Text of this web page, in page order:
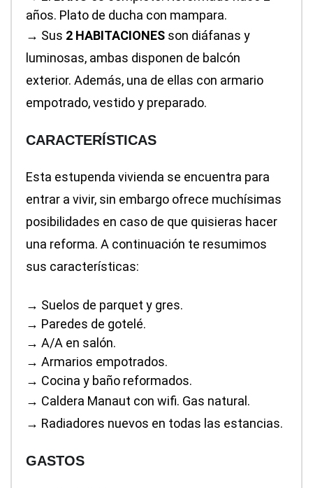
años. Plato de ducha con mampara.
→ Sus 2 HABITACIONES son diáfanas y
luminosas, ambas disponen de balcón
exterior. Además, una de ellas con armario
empotrado, vestido y preparado.
CARACTERÍSTICAS
Esta estupenda vivienda se encuentra para
entrar a vivir, sin embargo ofrece muchísimas
posibilidades en caso de que quisieras hacer
una reforma. A continuación te resumimos
sus características:
→ Suelos de parquet y gres.
→ Paredes de gotelé.
→ A/A en salón.
→ Armarios empotrados.
→ Cocina y baño reformados.
→ Caldera Manaut con wifi. Gas natural.
→ Radiadores nuevos en todas las estancias.
GASTOS